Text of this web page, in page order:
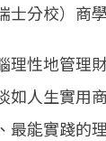
分校）商
性地管理
人生實用
能實踐的